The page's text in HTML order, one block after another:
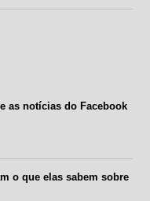
as notícias do Facebook
o que elas sabem sobre